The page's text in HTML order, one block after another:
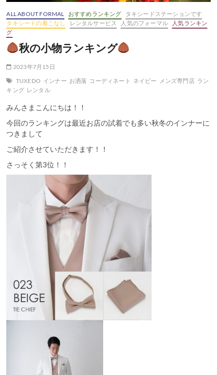
ALL ABOUT FORMAL おすすめランキング
タキシードステーションです
タキシードの着こなし
レンタルサービス 人気のフォーマル
人気ランキン
グ
秋の小物ランキング
2023年7月15日
TUXEDO インナー お洒落 コーディネート ネイビー メンズ専門店 ラン
キング レンタル
みんさまこんにちは！！
今回のランキングは最近お店の試着でも多い秋冬のインナーに
つきまして
ご紹介させていただきます！！
さっそく第3位！！